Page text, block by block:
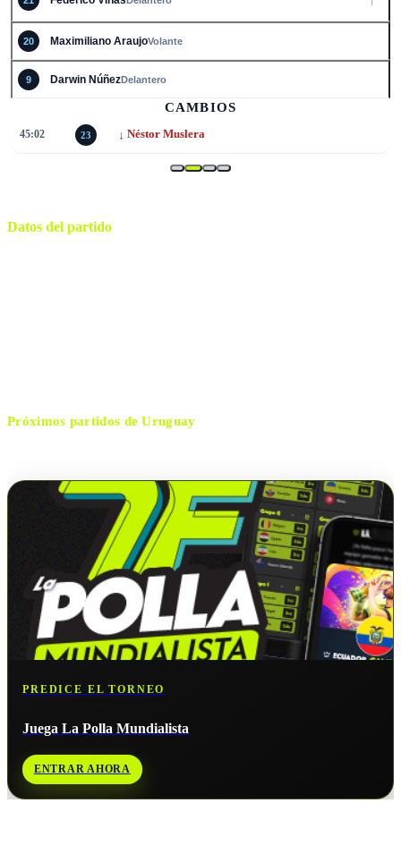
20 Maximiliano AraujoVolante
9 Darwin NúñezDelantero
CAMBIOS
45:02 23 ↓ Néstor Muslera
Datos del partido
Próximos partidos deUruguay
PREDICE EL TORNEO
Juega La Polla Mundialista
ENTRAR AHORA